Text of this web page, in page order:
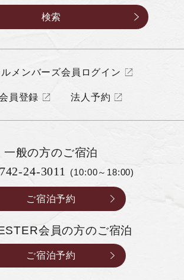
メンバーズ会員ログイン
員登録 法人予約
一般の方のご宿泊
24-3011 (10:00～18:00)
ご宿泊予約
会員の方のご宿泊
ご宿泊予約